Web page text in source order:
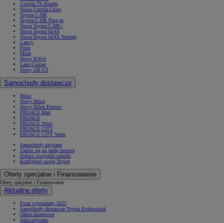
Corolla TS Kombi
Nowa Corolla Cross
Toyota C-HR
Toyota C-HR Plug-in
Nowa Toyota C-HR+
Nowa Toyota bZ4X
Nowa Toyota bZ4X Touring
Camry
Prius
Mirai
Nowy RAV4
Land Cruiser
Nowy GR GT
Samochody dostawcze
Hilux
Nowy Hilux
Nowy Hilux Electric
PROACE Max
PROACE
PROACE Verso
PROACE CITY
PROACE CITY Verso
Samochody używane
Umów się na jazdę testową
Zobacz wszystkie cenniki
Konfiguruj swoją Toyotę
Oferty specjalne i Finansowanie
Oferty specjalne i Finansowanie
Aktualne oferty
Finał wyprzedaży 2025
Samochody dostawcze Toyota Professional
Oferta biznesowa
Auta używane